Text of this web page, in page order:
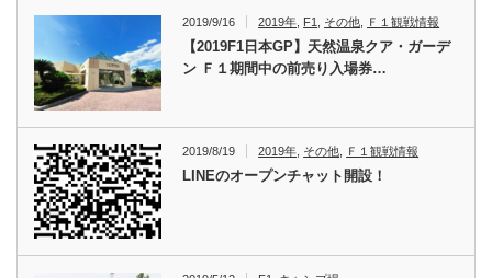
2019/9/16 2019年 F1 その他 Ｆ１観戦情報
【2019F1日本GP】天然温泉クア・ガーデ
ン Ｆ１期間中の前売り入場券…
2019/8/19 2019年 その他 Ｆ１観戦情報
LINEのオープンチャット開設！